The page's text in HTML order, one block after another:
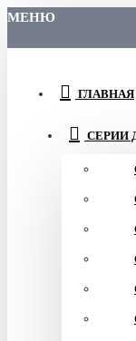
МЕНЮ
ГЛАВНАЯ
СЕРИИ